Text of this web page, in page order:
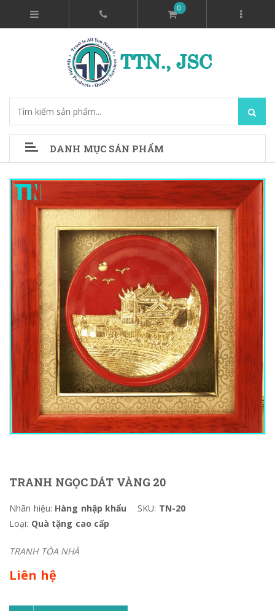
0
DANH MỤC SẢN PHẨM
TRANH NGỌC DÁT VÀNG 20
Nhãn hiệu: Hàng nhập khẩu SKU: TN-20
Loại: Quà tặng cao cấp
TRANH TÒA NHÀ
Liên hệ